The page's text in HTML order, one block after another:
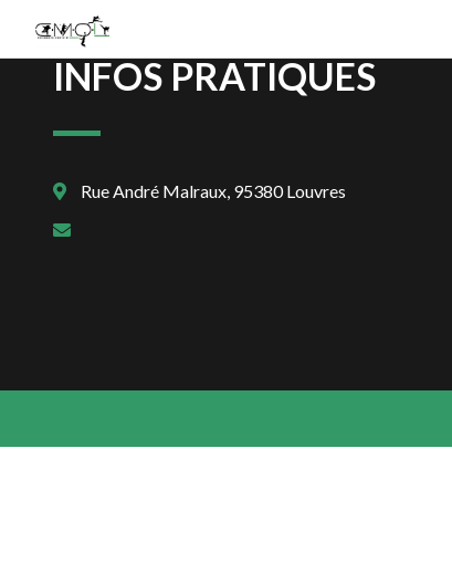
INFOS PRATIQUES
Rue André Malraux, 95380 Louvres